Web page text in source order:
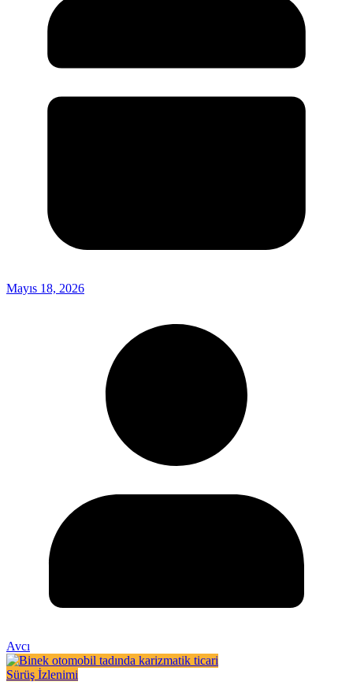
Mayıs 18, 2026
Avcı
Sürüş İzlenimi